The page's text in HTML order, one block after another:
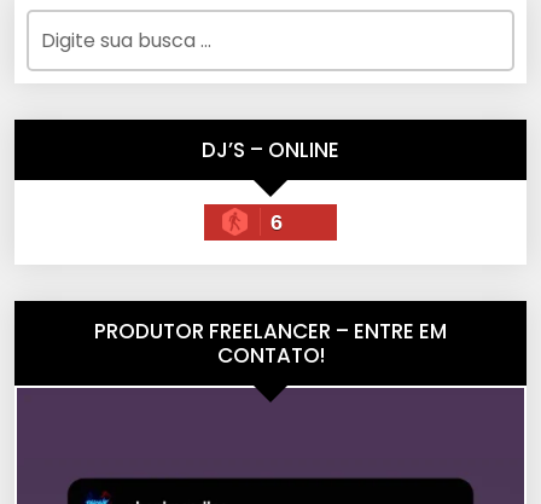
DJ’S – ONLINE
6
PRODUTOR FREELANCER – ENTRE EM
CONTATO!